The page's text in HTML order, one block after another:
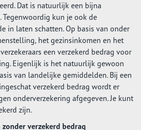
Dat is natuurlijk een bijna
kun je ook de
in laten schatten. Op basis van onder
het gezinsinkomen en het
een verzekerd bedrag voor
Eigenlijk is het natuurlijk gewoon
van landelijke gemiddelden. Bij een
verzekerd bedrag wordt er
onderverzekering afgegeven. Je kunt
zijn.
verzekerd bedrag